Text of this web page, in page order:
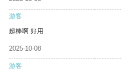
游客
超棒啊 好用
2025-10-08
游客